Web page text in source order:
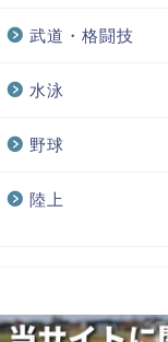
武道・格闘技
水泳
野球
陸上